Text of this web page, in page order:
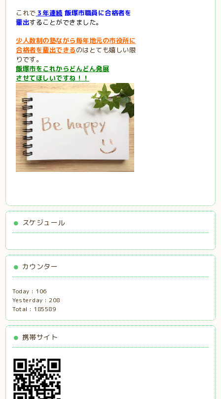
これで ３年連続 飯塚市職員に合格者を
輩出することができました。
少人数制の塾ながら毎年地元の市役所に
合格者を輩出できるのはとても嬉しい限
りです。
飯塚市をこれからどんどん発展
させてほしいですね！！
スケジュール
カウンター
Today : 106
Yesterday :208
Total : 185589
携帯サイト